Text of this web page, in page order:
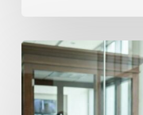
Valorisation
d’agence